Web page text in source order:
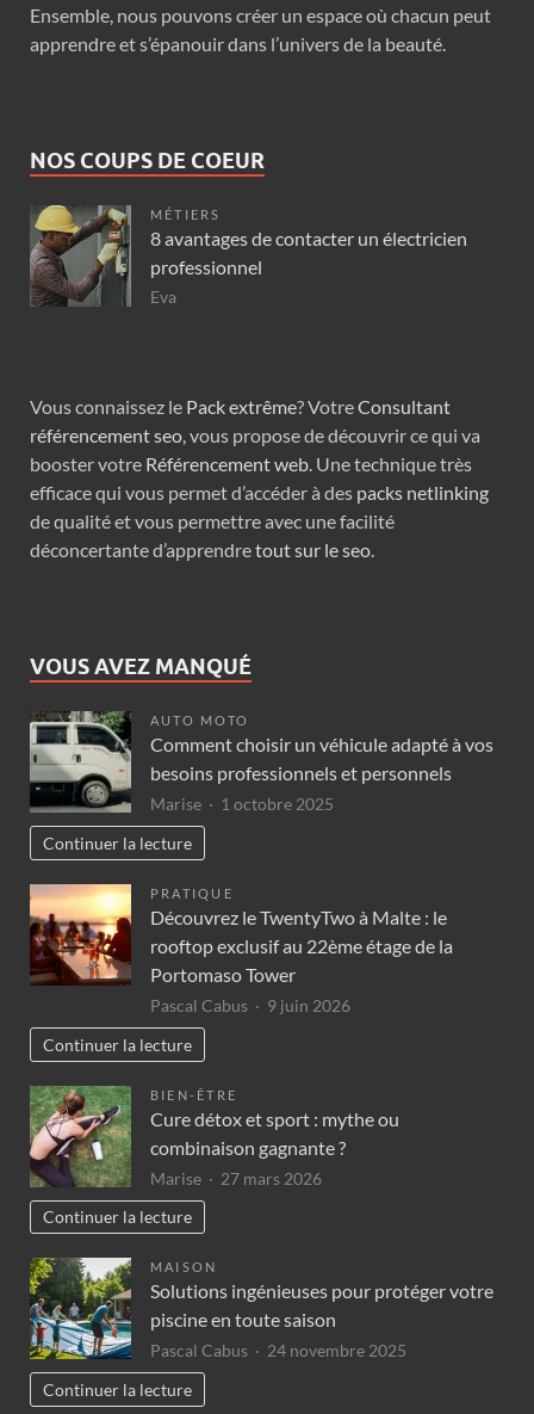
Ensemble, nous pouvons créer un espace où chacun peut
apprendre et s’épanouir dans l’univers de la beauté.
NOS COUPS DE COEUR
MÉTIERS
8 avantages de contacter un électricien
professionnel
Eva
Vous connaissez le Pack extrême? VotreConsultant
référencement seo, vous propose de découvrir ce qui va
booster votre Référencement web. Une technique très
efficace qui vous permet d’accéder à des packs netlinking
de qualité et vous permettre avec une facilité
déconcertante d’apprendretout sur le seo.
VOUS AVEZ MANQUÉ
AUTO MOTO
Comment choisir un véhicule adapté à vos
besoins professionnels et personnels
Marise
1 octobre 2025
Continuer la lecture
PRATIQUE
Découvrez le TwentyTwo à Malte : le
rooftop exclusif au 22ème étage de la
Portomaso Tower
Pascal Cabus
9 juin 2026
Continuer la lecture
BIEN-ÊTRE
Cure détox et sport : mythe ou
combinaison gagnante ?
Marise
27 mars 2026
Continuer la lecture
MAISON
Solutions ingénieuses pour protéger votre
piscine en toute saison
Pascal Cabus
24 novembre 2025
Continuer la lecture